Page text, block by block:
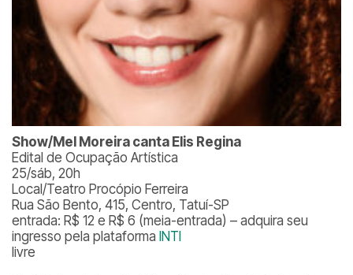
Show/Mel Moreira canta Elis Regina
Edital de Ocupação Artística
25/sáb, 20h
Local/Teatro Procópio Ferreira
Rua São Bento, 415, Centro, Tatuí-SP
entrada: R$ 12 e R$ 6 (meia-entrada) – adquira seu
ingresso pela plataforma INTI
livre